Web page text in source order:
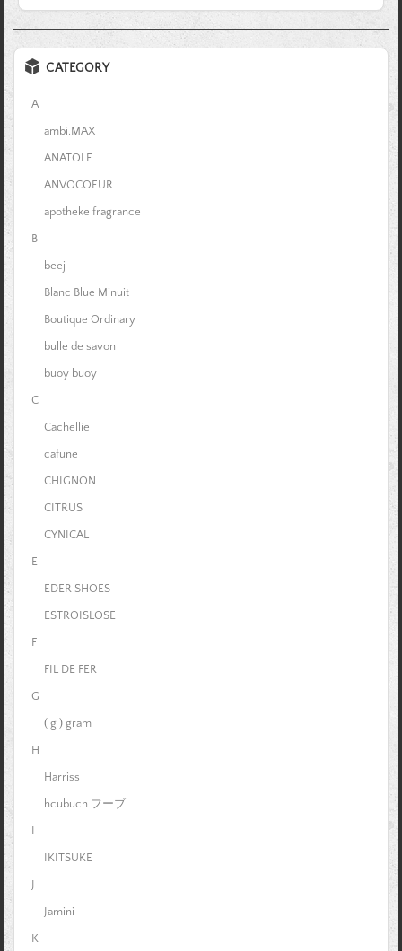
CATEGORY
A
ambi.MAX
ANATOLE
ANVOCOEUR
apotheke fragrance
B
beej
Blanc Blue Minuit
Boutique Ordinary
bulle de savon
buoy buoy
C
Cachellie
cafune
CHIGNON
CITRUS
CYNICAL
E
EDER SHOES
ESTROISLOSE
F
FIL DE FER
G
( g ) gram
H
Harriss
hcubuch フーブ
I
IKITSUKE
J
Jamini
K